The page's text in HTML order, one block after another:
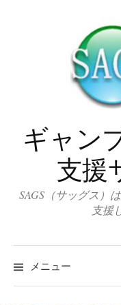
ギャン
支援
SAGS（サッグス）
支援
メニュー